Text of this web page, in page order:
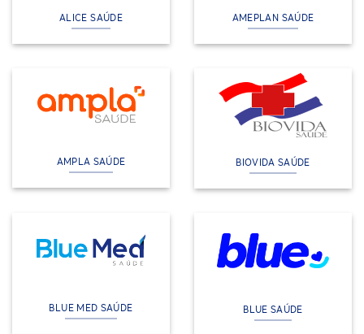
ALICE SAÚDE AMEPLAN SAÚDE
AMPLA SAÚDE BIOVIDA SAÚDE
BLUE MED SAÚDE BLUE SAÚDE